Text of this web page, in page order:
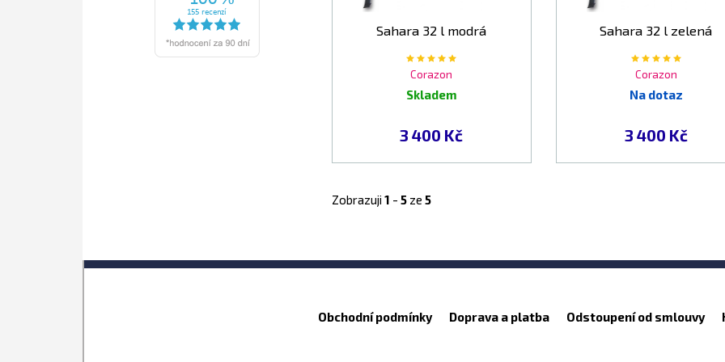
Sahara 32 l modrá
Corazon
Skladem
3 400 Kč
Sahara 32 l zelená
Corazon
Na dotaz
3 400 Kč
Zobrazuji 1 - 5ze 5
Obchodní podmínky Doprava a platba Odstoupení od smlouvy